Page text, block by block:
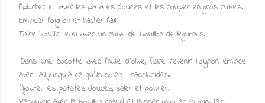
Éplucher et laver les patates douces et les couper en gros cubes.
Emincer l'oignon et hacher l'ail.
Faire bouillir l'eau avec un cube de bouillon de légumes.
Dans une cocotte avec l'huile d'olive, faire revenir l'oignon émincé
avec l'ail jusqu'à ce qu'ils soient translucides.
Ajouter les patates douces, saler et poivrer.